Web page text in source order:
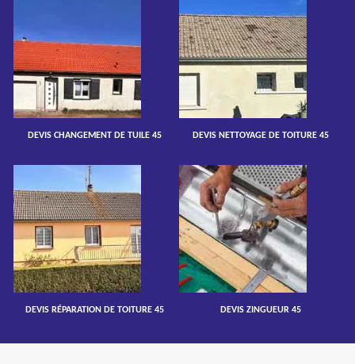
DEVIS CHANGEMENT DE TUILE 45 DEVIS NETTOYAGE DE TOITURE 45
DEVIS RÉPARATION DE TOITURE 45 DEVIS ZINGUEUR 45